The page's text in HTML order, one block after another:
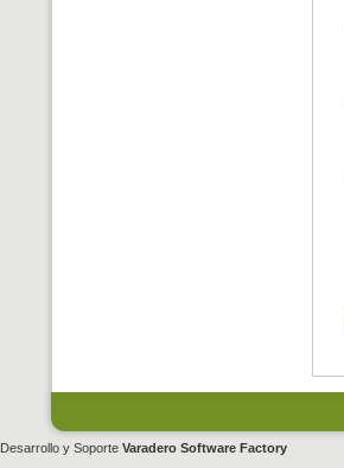
Desarrollo y Soporte Varadero Software Factory